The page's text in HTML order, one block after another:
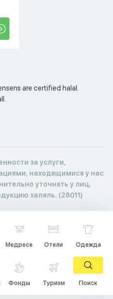
are certified halal.
за услуги,
находящимися у нас
уточнять у лиц,
халяль. (28011)
Медресе Отели Одежда
Фонды Туризм Поиск